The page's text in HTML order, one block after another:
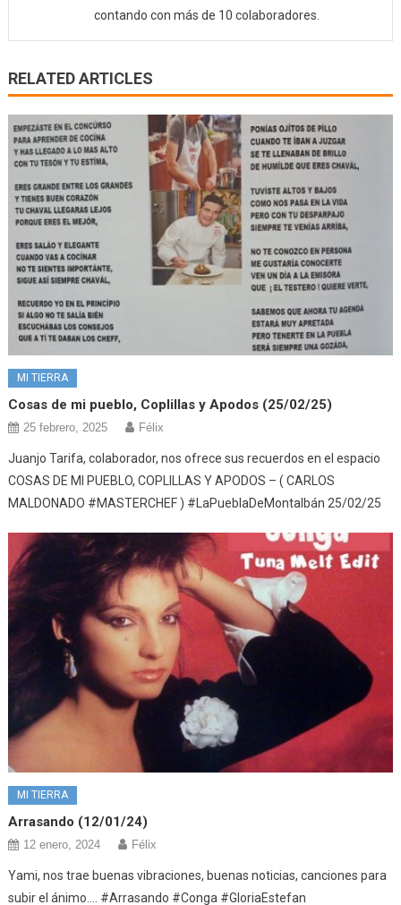
contando con más de 10 colaboradores.
RELATED ARTICLES
MI TIERRA
Cosas de mi pueblo, Coplillas y Apodos (25/02/25)
25 febrero, 2025 Félix
Juanjo Tarifa, colaborador, nos ofrece sus recuerdos en el espacio
COSAS DE MI PUEBLO, COPLILLAS Y APODOS – ( CARLOS
MALDONADO #MASTERCHEF ) #LaPueblaDeMontalbán 25/02/25
MI TIERRA
Arrasando (12/01/24)
12 enero, 2024 Félix
Yami, nos trae buenas vibraciones, buenas noticias, canciones para
subir el ánimo…. #Arrasando #Conga #GloriaEstefan